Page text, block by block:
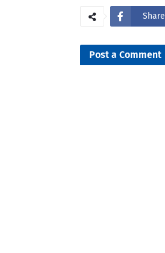
Share
Post a Comment